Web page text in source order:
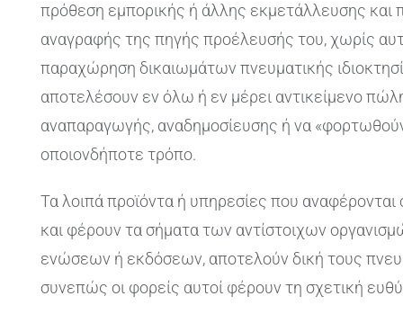
πρόθεση εμπορικής ή άλλης εκμετάλλευσης και
αναγραφής της πηγής προέλευσής του, χωρίς
παραχώρηση δικαιωμάτων πνευματικής
αποτελέσουν εν όλω ή εν μέρει αντικείμενο
αναπαραγωγής, αναδημοσίευσης ή να
οποιονδήποτε τρόπο.
Τα λοιπά προϊόντα ή υπηρεσίες που
και φέρουν τα σήματα των αντίστοιχων
ενώσεων ή εκδόσεων, αποτελούν δική τους
συνεπώς οι φορείς αυτοί φέρουν τη σχετική